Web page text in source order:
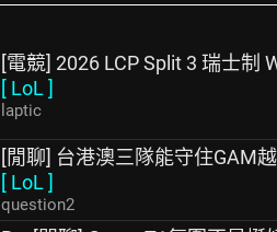
[電競] 2026 LCP Split 3 瑞士制
[ LoL ]
laptic
[閒聊] 台港澳三隊能守住GAM
[ LoL ]
question2